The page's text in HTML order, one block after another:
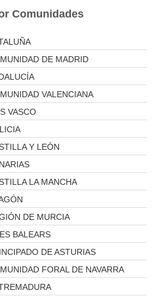
Comunidades
DE MADRID
VALENCIANA
VASCO
Y LEÓN
LA MANCHA
DE MURCIA
BALEARS
DE ASTURIAS
FORAL DE NAVARRA